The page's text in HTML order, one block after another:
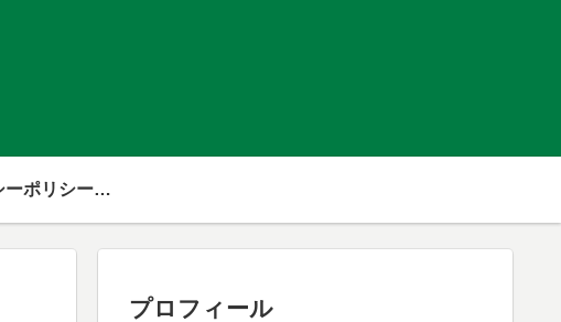
プライバシーポリシー・免責事項
プロフィール